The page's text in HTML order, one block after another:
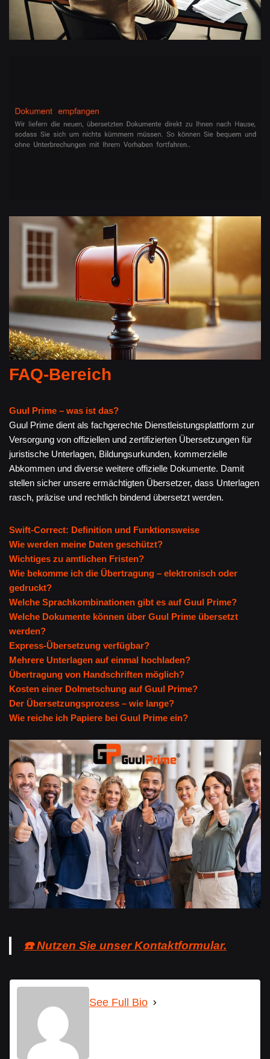
FAQ-Bereich
Guul Prime – was ist das?
Guul Prime dient als fachgerechte Dienstleistungsplattform zur
Versorgung von offiziellen und zertifizierten Übersetzungen für
juristische Unterlagen, Bildungsurkunden, kommerzielle
Abkommen und diverse weitere offizielle Dokumente. Damit
stellen sicher unsere ermächtigten Übersetzer, dass Unterlagen
rasch, präzise und rechtlich bindend übersetzt werden.
Swift-Correct: Definition und Funktionsweise
Wie werden meine Daten geschützt?
Wichtiges zu amtlichen Fristen?
Wie bekomme ich die Übertragung – elektronisch oder
gedruckt?
Welche Sprachkombinationen gibt es auf Guul Prime?
Welche Dokumente können über Guul Prime übersetzt
werden?
Express-Übersetzung verfügbar?
Mehrere Unterlagen auf einmal hochladen?
Übertragung von Handschriften möglich?
Kosten einer Dolmetschung auf Guul Prime?
Der Übersetzungsprozess – wie lange?
Wie reiche ich Papiere bei Guul Prime ein?
☎️ Nutzen Sie unser Kontaktformular.
See Full Bio